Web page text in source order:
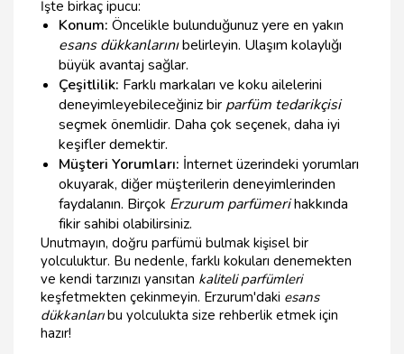
İşte birkaç ipucu:
Konum: Öncelikle bulunduğunuz yere en yakın
esans dükkanlarınıbelirleyin. Ulaşım kolaylığı
büyük avantaj sağlar.
Çeşitlilik: Farklı markaları ve koku ailelerini
deneyimleyebileceğiniz bir parfüm tedarikçisi
seçmek önemlidir. Daha çok seçenek, daha iyi
keşifler demektir.
Müşteri Yorumları: İnternet üzerindeki yorumları
okuyarak, diğer müşterilerin deneyimlerinden
faydalanın. Birçok Erzurum parfümerihakkında
fikir sahibi olabilirsiniz.
Unutmayın, doğru parfümü bulmak kişisel bir
yolculuktur. Bu nedenle, farklı kokuları denemekten
ve kendi tarzınızı yansıtan kaliteli parfümleri
keşfetmekten çekinmeyin. Erzurum'daki esans
dükkanlarıbu yolculukta size rehberlik etmek için
hazır!